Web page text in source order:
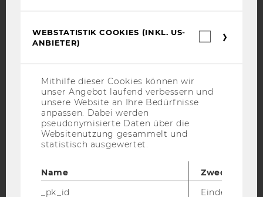
BARRIEREFREIHEITSERKLÄRUNG WEBSEITE
DATENSCHUTZERKLÄRUNG
DATENSCHUTZERKLÄRUNG
STUDIENBEWERBER*INNEN UND STUDIERENDE
COOKIE EINSTELLUNGEN
Barrierefreiheitserklärung
WEBSTATISTIK COOKIES (INKL. US-
ANBIETER)
Mithilfe dieser Cookies können wir
unser Angebot laufend verbessern und
unsere Website an Ihre Bedürfnisse
anpassen. Dabei werden
pseudonymisierte Daten über die
Websitenutzung gesammelt und
statistisch ausgewertet.
Name
Zweck
_pk_id
Eindeutige